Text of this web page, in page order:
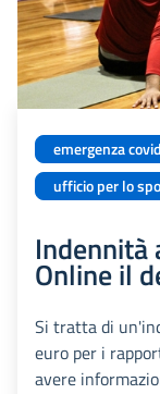
emergenza
ufficio per lo
Indennità
Online il
Si tratta di
euro per i
avere